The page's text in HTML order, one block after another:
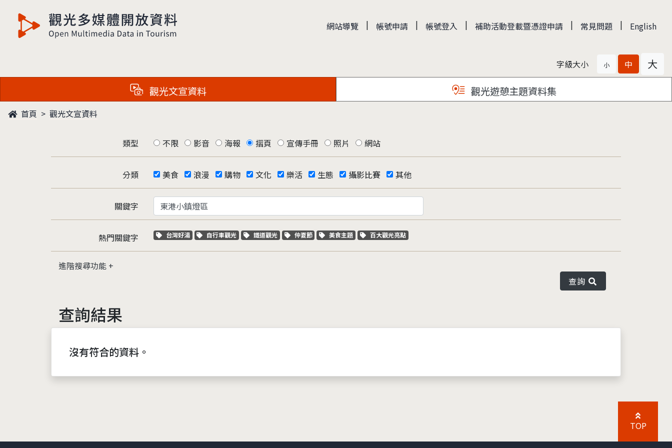
觀光多媒體開放資料 網站導覽 | 帳號申請 | 帳號登入 | 補助活動登載暨憑證申請 | 常見問題 | English
字級大小 小 中 大
觀光文宣資料 觀光遊憩主題資料集
首頁 觀光文宣資料
類型 不限 影音 海報 摺頁 宣傳手冊 照片 網站
分類 美食 浪漫 購物 文化 樂活 生態 攝影比賽 其他
關鍵字
熱門關鍵字 關鍵字標籤
台灣好湯 關鍵字標籤
自行車觀光 關鍵字標籤
鐵道觀光 關鍵字標籤
仲夏節 關鍵字標籤
美食主題 關鍵字標籤
百大觀光亮點
進階搜尋功能
查詢
查詢結果
沒有符合的資料。
TOP